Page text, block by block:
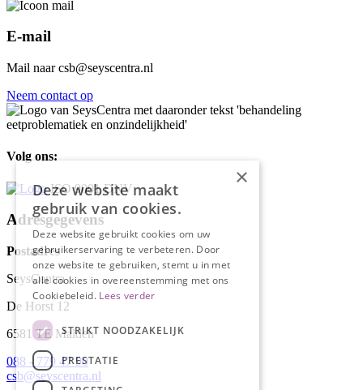
E-mail
Mail naar csb@seyscentra.nl
Neem contact op
Volg ons:
ISO 9001 DNV
Adresgegevens
Postadres
SeysCentra
De Horst 12
6581 TE Malden
088 - 779 47 90
csb@seyscentra.nl
×
Deze website maakt
gebruik van cookies.
Deze website gebruikt cookies om uw
gebruikerservaring te verbeteren. Door
onze website te gebruiken, stemt u in met
alle cookies in overeenstemming met ons
Cookiebeleid. Lees verder
STRIKT NOODZAKELIJK
PRESTATIE